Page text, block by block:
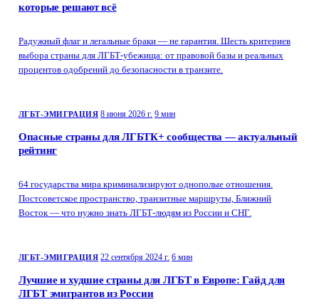
которые решают всё
Радужный флаг и легальные браки — не гарантия. Шесть критериев
выбора страны для ЛГБТ-убежища: от правовой базы и реальных
процентов одобрений до безопасности в транзите.
ЛГБТ-ЭМИГРАЦИЯ 8 июня 2026 г. 9 мин
Опасные страны для ЛГБТК+ сообщества — актуальный
рейтинг
64 государства мира криминализируют однополые отношения.
Постсоветское пространство, транзитные маршруты, Ближний
Восток — что нужно знать ЛГБТ-людям из России и СНГ.
ЛГБТ-ЭМИГРАЦИЯ 22 сентября 2024 г. 6 мин
Лучшие и худшие страны для ЛГБТ в Европе: Гайд для
ЛГБТ эмигрантов из России